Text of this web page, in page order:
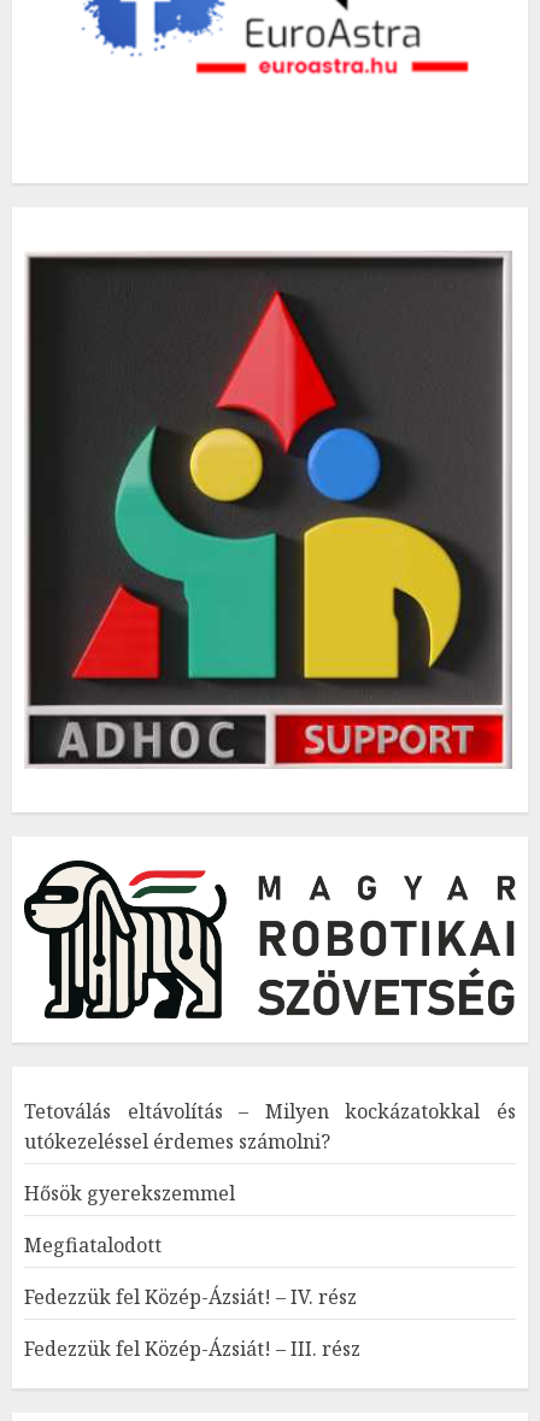
Tetoválás eltávolítás – Milyen kockázatokkal és
utókezeléssel érdemes számolni?
Hősök gyerekszemmel
Megfiatalodott
Fedezzük fel Közép-Ázsiát! – IV. rész
Fedezzük fel Közép-Ázsiát! – III. rész